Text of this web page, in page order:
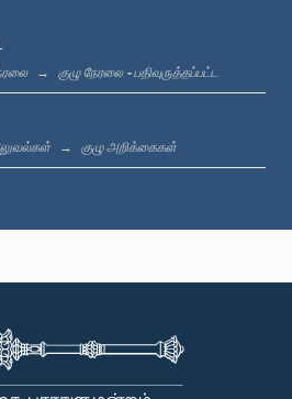
ராஜகருணா, பா.உ.
குழு நேரலை - பதிவுருத்தப்பட்ட
குழு அறிக்கைகள்